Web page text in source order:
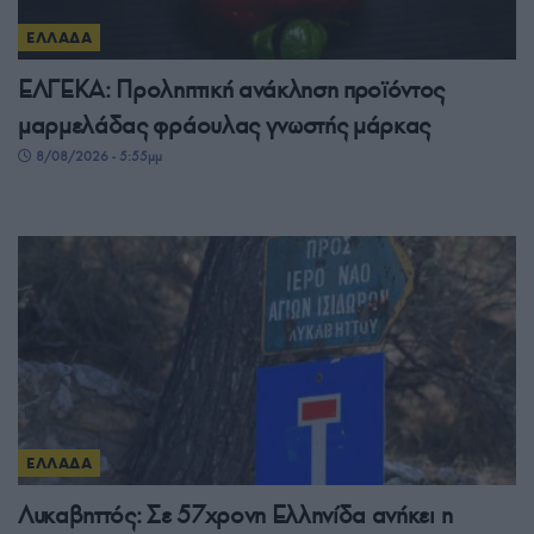
ΕΛΛΑΔΑ
ΕΛΓΕΚΑ: Προληπτική ανάκληση προϊόντος
μαρμελάδας φράουλας γνωστής μάρκας
8/08/2026 - 5:55μμ
ΕΛΛΑΔΑ
Λυκαβηττός: Σε 57χρονη Ελληνίδα ανήκει η